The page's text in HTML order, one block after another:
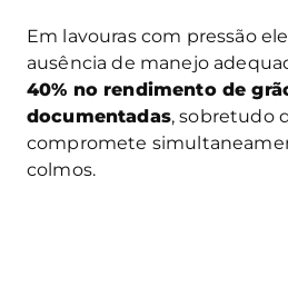
Em lavouras com pressão
ausência de manejo
40% no rendimento de
documentadas, sobretudo
compromete
colmos.